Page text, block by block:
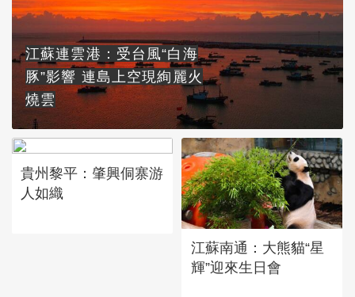
江蘇連雲港：受台風“白海
豚”影響 連島上空現絢麗火
燒雲
貴州黎平：肇興侗寨游
人如織
江蘇南通：大熊貓“星
輝”迎來生日會